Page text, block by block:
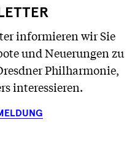
informieren wir Sie
und Neuerungen zu
Philharmonie,
interessieren.